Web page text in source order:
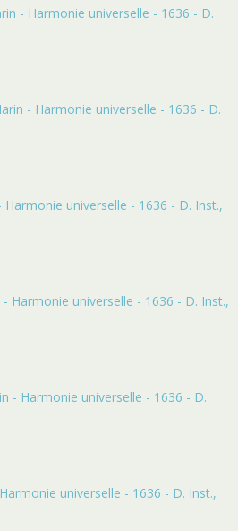
- Harmonie universelle - 1636 - D.
- Harmonie universelle - 1636 - D.
universelle - 1636 - D. Inst.,
Harmonie universelle - 1636 - D. Inst.,
- Harmonie universelle - 1636 - D.
universelle - 1636 - D. Inst.,